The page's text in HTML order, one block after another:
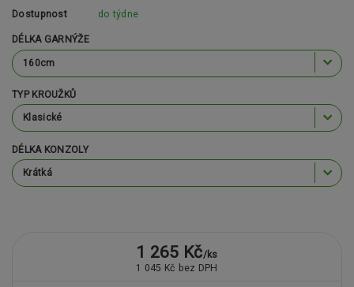
Dostupnost do týdne
DÉLKA GARNÝŽE
TYP KROUŽKŮ
DÉLKA KONZOLY
1 265 Kč/ks
1 045 Kč bez DPH